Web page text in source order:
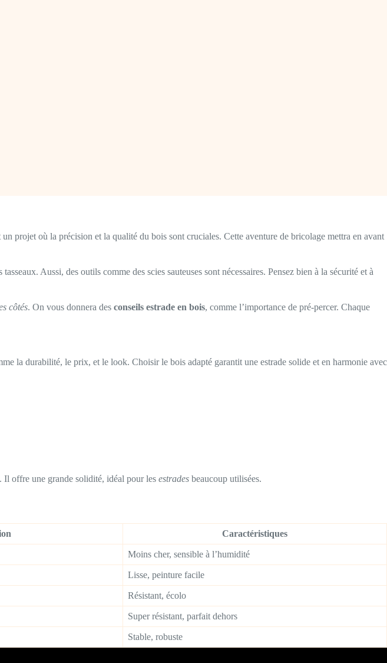
projet où la précision et la qualité du bois sont cruciales. Cette aventure de bricolage mettra en avant
Aussi, des outils comme des scies sauteuses sont nécessaires. Pensez bien à la sécurité et à
côtés. On vous donnera des conseils estrade en bois, comme l’importance de pré-percer. Chaque
la durabilité, le prix, et le look. Choisir le bois adapté garantit une estrade solide et en harmonie avec
Il offre une grande solidité, idéal pour les estrades beaucoup utilisées.
Caractéristiques
Moins cher, sensible à l’humidité
Lisse, peinture facile
Résistant, écolo
Super résistant, parfait dehors
Stable, robuste